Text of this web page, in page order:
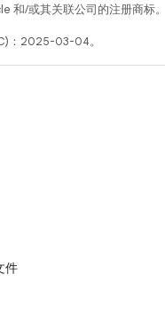
和/或其关联公司的注册商标。
：2025-03-04。
件